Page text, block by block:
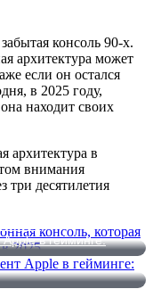
консоль 90-х.
архитектура может
если он остался
в 2025 году,
находит своих
архитектура в
внимания
три десятилетия
консоль, которая
2025
в гейминге: